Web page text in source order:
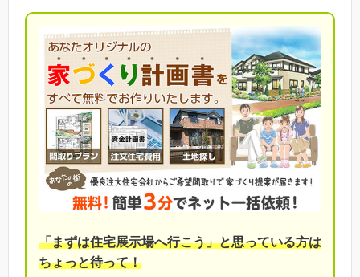
「まずは住宅展示場へ行こう」と思っている方は
ちょっと待って！